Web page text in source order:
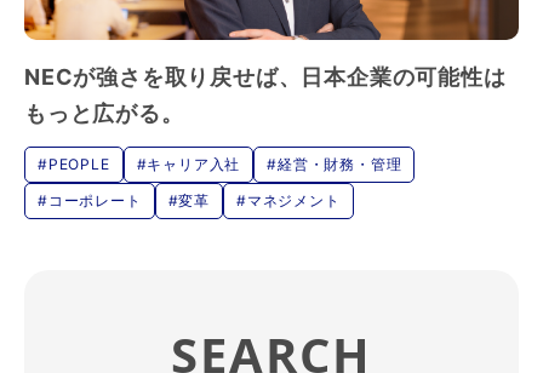
NECが強さを取り戻せば、日本企業の可能性は
もっと広がる。
#PEOPLE #キャリア入社
#経営・財務・管理
#コーポレート
#変革 #マネジメント
SEARCH